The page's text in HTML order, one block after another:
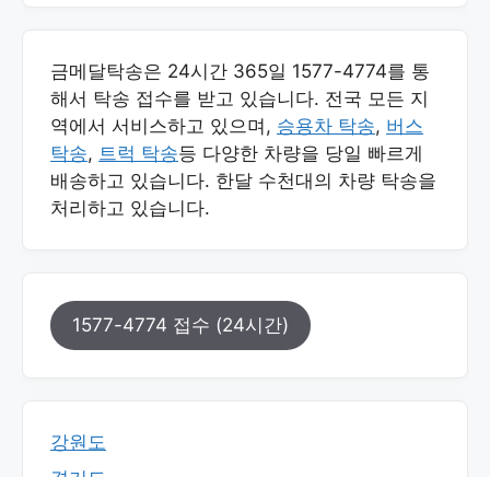
금메달탁송은 24시간 365일 1577-4774를 통
해서 탁송 접수를 받고 있습니다. 전국 모든 지
역에서 서비스하고 있으며, 승용차 탁송, 버스
탁송, 트럭 탁송등 다양한 차량을 당일 빠르게
배송하고 있습니다. 한달 수천대의 차량 탁송을
처리하고 있습니다.
1577-4774 접수 (24시간)
강원도